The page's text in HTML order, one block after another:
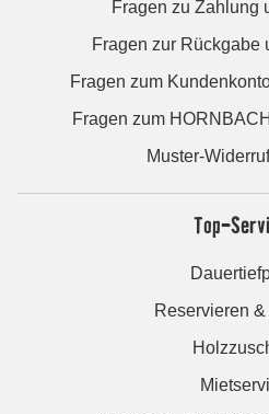
Fragen zu Zahlung
Fragen zur Rückgabe
Fragen zum
Fragen zum
Muster-
Top-
Reservieren